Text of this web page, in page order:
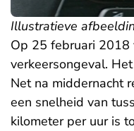
Illustratieve
Op 25 februari 2018
verkeersongeval.
Net na middernacht
een snelheid van
kilometer per uur is